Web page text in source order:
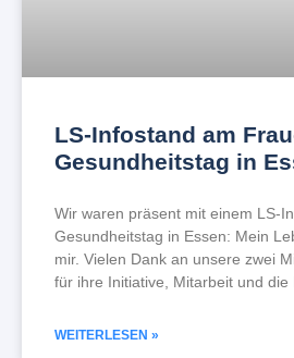
LS-Infostand am
Gesundheitstag in
Wir waren präsent mit einem LS-
Gesundheitstag in Essen: Mein
mir. Vielen Dank an unsere zwei
für ihre Initiative, Mitarbeit und die
WEITERLESEN »